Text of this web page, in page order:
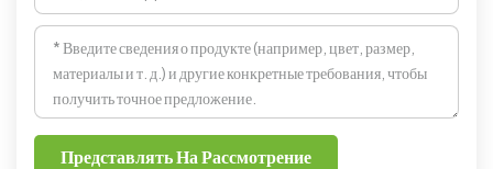
Представлять На Рассмотрение